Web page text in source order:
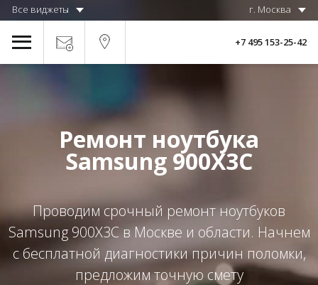
Все виджеты г. Москва
+7 495 153-25-42
Ремонт ноутбука
Samsung 900X3C
Проводим срочный ремонт ноутбуков
Samsung 900X3C в Москве и области. Начнем
с бесплатной диагностики причин поломки,
предложим точную смету